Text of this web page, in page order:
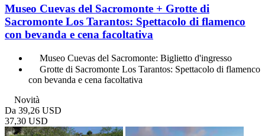
Museo Cuevas del Sacromonte + Grotte di
Sacromonte Los Tarantos: Spettacolo di flamenco
con bevanda e cena facoltativa
Museo Cuevas del Sacromonte: Biglietto d'ingresso
Grotte di Sacromonte Los Tarantos: Spettacolo di flamenco
con bevanda e cena facoltativa
Novità
Da 39,26 USD
37,30 USD